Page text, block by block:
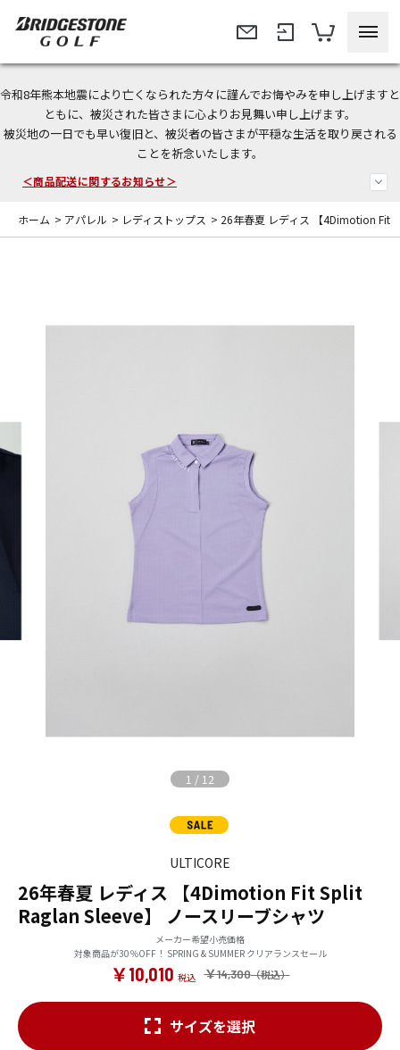
令和8年熊本地震により亡くなられた方々に謹んでお悔やみを申し上げますと
ともに、被災された皆さまに心よりお見舞い申し上げます。
被災地の一日でも早い復旧と、被災者の皆さまが平穏な生活を取り戻される
ことを祈念いたします。
＜夏季休暇中のご注文・発送・お問い合わせ＞
今なら新規会員登録で1,000円OFFクーポンプレゼント！
＜商品配送に関するお知らせ＞
ホーム > アパレル > レディストップス > 26年春夏 レディス 【4Dimotion Fit
1 / 12
ULTICORE
26年春夏 レディス 【4Dimotion Fit Split
Raglan Sleeve】 ノースリーブシャツ
メーカー希望小売価格
対象商品が30％OFF！ SPRING & SUMMER クリアランスセール
￥14,300
￥10,010
サイズを選択